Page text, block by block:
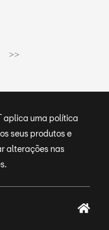
>>
aplica uma política
seus produtos e
alterações nas